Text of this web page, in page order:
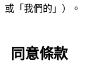
或「我們的」）。
同意條款